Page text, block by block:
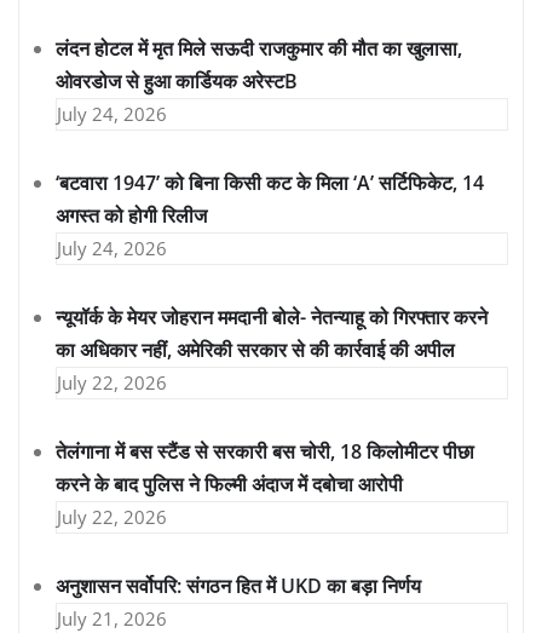
लंदन होटल में मृत मिले सऊदी राजकुमार की मौत का खुलासा,
ओवरडोज से हुआ कार्डियक अरेस्टB
July 24, 2026
‘बटवारा 1947’ को बिना किसी कट के मिला ‘A’ सर्टिफिकेट, 14
अगस्त को होगी रिलीज
July 24, 2026
न्यूयॉर्क के मेयर जोहरान ममदानी बोले- नेतन्याहू को गिरफ्तार करने
का अधिकार नहीं, अमेरिकी सरकार से की कार्रवाई की अपील
July 22, 2026
तेलंगाना में बस स्टैंड से सरकारी बस चोरी, 18 किलोमीटर पीछा
करने के बाद पुलिस ने फिल्मी अंदाज में दबोचा आरोपी
July 22, 2026
अनुशासन सर्वोपरि: संगठन हित में UKD का बड़ा निर्णय
July 21, 2026